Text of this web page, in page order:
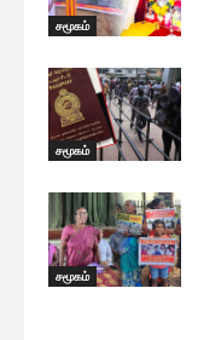
சமூகம்
சமூகம்
சமூகம்